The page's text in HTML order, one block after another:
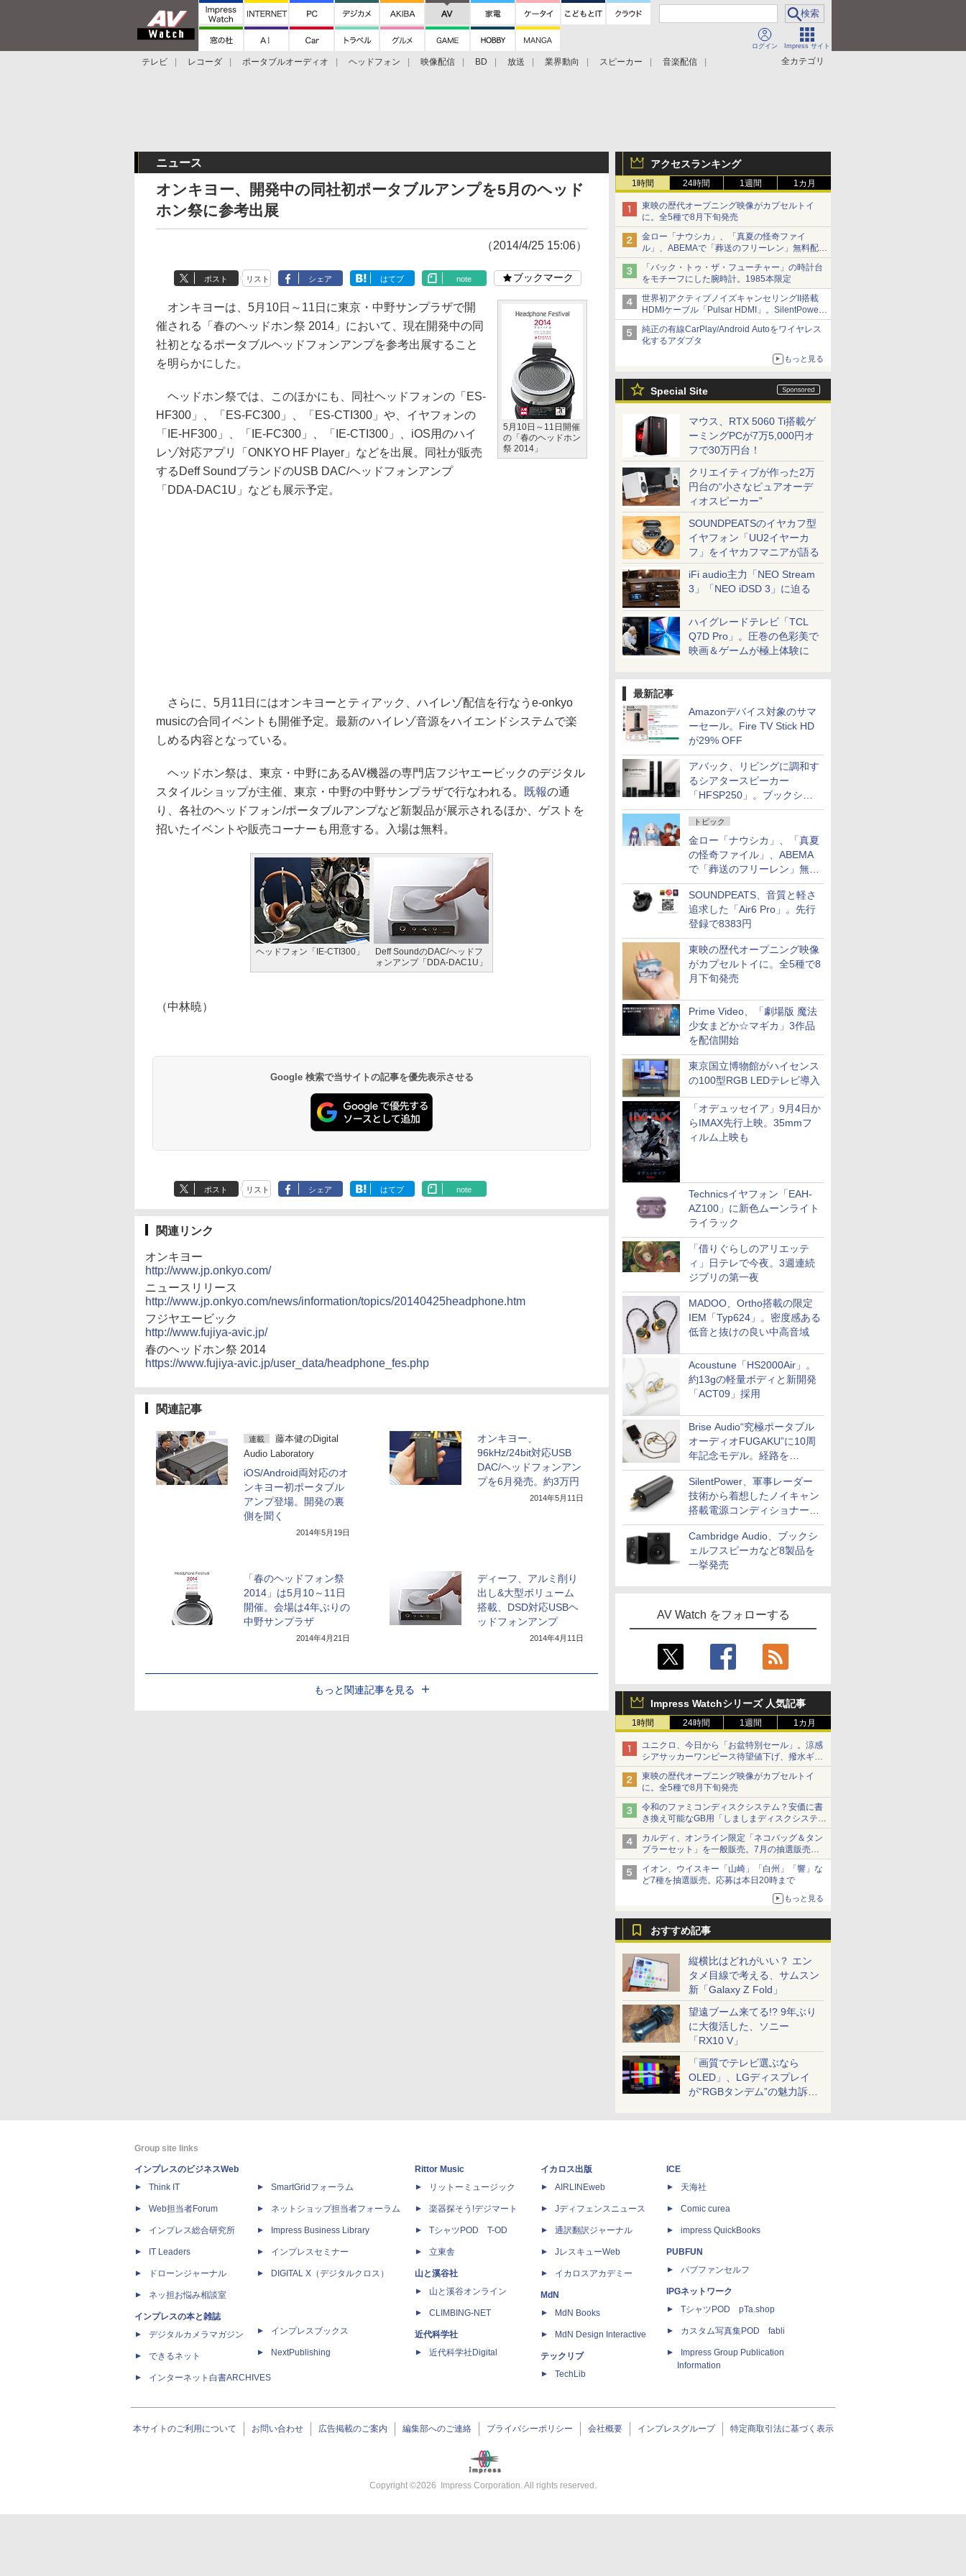
ログイン Impress サイト
全カテゴリ
テレビ レコーダ ポータブルオーディオ ヘッドフォン 映像配信 BD 放送 業界動向 スピーカー
音楽配信
アクセスランキング
1時間 24時間 1週間 1カ月
東映の歴代オープニング映像がカプセルトイ
に。全5種で8月下旬発売
金ロー「ナウシカ」、「真夏の怪奇ファイ
ル」、ABEMAで「葬送のフリーレン」無料配信
など。夏の特番・配信情報
「バック・トゥ・ザ・フューチャー」の時計台
をモチーフにした腕時計。1985本限定
世界初アクティブノイズキャンセリングII搭載
HDMIケーブル「Pulsar HDMI」。SilentPower
から
純正の有線CarPlay/Android Autoをワイヤレス
化するアダプタ
もっと見る
Special Site
マウス、RTX 5060 Ti搭載ゲ
ーミングPCが7万5,000円オ
フで30万円台！
クリエイティブが作った2万
円台の“小さなピュアオーデ
ィオスピーカー”
SOUNDPEATSのイヤカフ型
イヤフォン「UU2イヤーカ
フ」をイヤカフマニアが語る
iFi audio主力「NEO Stream
3」「NEO iDSD 3」に迫る
ハイグレードテレビ「TCL
Q7D Pro」。圧巻の色彩美で
映画＆ゲームが極上体験に
最新記事
Amazonデバイス対象のサマ
ーセール。Fire TV Stick HD
が29% OFF
アバック、リビングに調和す
るシアタースピーカー
「HFSP250」。ブックシェ
ルフはペア3万円以下
トピック
金ロー「ナウシカ」、「真夏
の怪奇ファイル」、ABEMA
で「葬送のフリーレン」無料
配信など。夏の特番・配信情
報
SOUNDPEATS、音質と軽さ
追求した「Air6 Pro」。先行
登録で8383円
東映の歴代オープニング映像
がカプセルトイに。全5種で8
月下旬発売
Prime Video、「劇場版 魔法
少女まどか☆マギカ」3作品
を配信開始
東京国立博物館がハイセンス
の100型RGB LEDテレビ導入
「オデュッセイア」9月4日か
らIMAX先行上映。35mmフ
ィルム上映も
Technicsイヤフォン「EAH-
AZ100」に新色ムーンライト
ライラック
「借りぐらしのアリエッテ
ィ」日テレで今夜。3週連続
ジブリの第一夜
MADOO、Ortho搭載の限定
IEM「Typ624」。密度感ある
低音と抜けの良い中高音域
Acoustune「HS2000Air」。
約13gの軽量ボディと新開発
「ACT09」採用
Brise Audio“究極ポータブル
オーディオFUGAKU”に10周
年記念モデル。経路を
NISHIKIで統一。400万円
SilentPower、軍事レーダー
技術から着想したノイキャン
搭載電源コンディショナー
「AC iPurifier2」
Cambridge Audio、ブックシ
ェルフスピーカなど8製品を
一挙発売
AV Watch をフォローする
Impress Watchシリーズ 人気記事
1時間 24時間 1週間 1カ月
ユニクロ、今日から「お盆特別セール」。涼感
シアサッカーワンピース待望値下げ、撥水ギア
ショーツは1990円に
東映の歴代オープニング映像がカプセルトイ
に。全5種で8月下旬発売
令和のファミコンディスクシステム？安価に書
き換え可能なGB用「しましまディスクシステ
ム」
カルディ、オンライン限定「ネコバッグ＆タン
ブラーセット」を一般販売。7月の抽選販売の
当選無効分
イオン、ウイスキー「山崎」「白州」「響」な
ど7種を抽選販売。応募は本日20時まで
もっと見る
おすすめ記事
縦横比はどれがいい？ エン
タメ目線で考える、サムスン
新「Galaxy Z Fold」
望遠ブーム来てる!? 9年ぶり
に大復活した、ソニー
「RX10 V」
「画質でテレビ選ぶなら
OLED」、LGディスプレイ
が“RGBタンデム”の魅力訴
ニュース
オンキヨー、開発中の同社初ポータブルアンプを5月のヘッド
ホン祭に参考出展
（2014/4/25 15:06）
ポスト リスト シェア はてブ note ブックマーク
5月10日～11日開催
の「春のヘッドホン
祭 2014」
オンキヨーは、5月10日～11日に東京・中野サンプラザで開
催される「春のヘッドホン祭 2014」において、現在開発中の同
社初となるポータブルヘッドフォンアンプを参考出展すること
を明らかにした。
ヘッドホン祭では、このほかにも、同社ヘッドフォンの「ES-
HF300」、「ES-FC300」、「ES-CTI300」や、イヤフォンの
「IE-HF300」、「IE-FC300」、「IE-CTI300」、iOS用のハイ
レゾ対応アプリ「ONKYO HF Player」などを出展。同社が販売
するDeff SoundブランドのUSB DAC/ヘッドフォンアンプ
「DDA-DAC1U」なども展示予定。
さらに、5月11日にはオンキヨーとティアック、ハイレゾ配信を行なうe-onkyo
musicの合同イベントも開催予定。最新のハイレゾ音源をハイエンドシステムで楽
しめる内容となっている。
ヘッドホン祭は、東京・中野にあるAV機器の専門店フジヤエービックのデジタル
スタイルショップが主催、東京・中野の中野サンプラザで行なわれる。
既報の通
り、各社のヘッドフォン/ポータブルアンプなど新製品が展示されるほか、ゲストを
招いたイベントや販売コーナーも用意する。入場は無料。
ヘッドフォン「IE-CTI300」
Deff SoundのDAC/ヘッドフ
ォンアンプ「DDA-DAC1U」
（中林暁）
Google 検索で当サイトの記事を優先表示させる
ポスト リスト シェア はてブ note
関連リンク
オンキヨー
http://www.jp.onkyo.com/
ニュースリリース
http://www.jp.onkyo.com/news/information/topics/20140425headphone.htm
フジヤエービック
http://www.fujiya-avic.jp/
春のヘッドホン祭 2014
https://www.fujiya-avic.jp/user_data/headphone_fes.php
関連記事
連載
藤本健のDigital
Audio Laboratory
iOS/Android両対応のオ
ンキヨー初ポータブル
アンプ登場。開発の裏
側を聞く
2014年5月19日
オンキヨー、
96kHz/24bit対応USB
DAC/ヘッドフォンアン
プを6月発売。約3万円
2014年5月11日
「春のヘッドフォン祭
2014」は5月10～11日
開催。会場は4年ぶりの
中野サンプラザ
2014年4月21日
ディーフ、アルミ削り
出し&大型ボリューム
搭載、DSD対応USBヘ
ッドフォンアンプ
2014年4月11日
もっと関連記事を見る
Group site links
インプレスのビジネスWeb
Think IT
Web担当者Forum
インプレス総合研究所
IT Leaders
ドローンジャーナル
ネッ担お悩み相談室
インプレスの本と雑誌
デジタルカメラマガジン
できるネット
インターネット白書ARCHIVES
SmartGridフォーラム
ネットショップ担当者フォーラム
Impress Business Library
インプレスセミナー
DIGITAL X（デジタルクロス）
インプレスブックス
NextPublishing
Rittor Music
リットーミュージック
楽器探そう!デジマート
TシャツPOD T-OD
立東舎
山と溪谷社
山と溪谷オンライン
CLIMBING-NET
近代科学社
近代科学社Digital
イカロス出版
AIRLINEweb
Jディフェンスニュース
通訳翻訳ジャーナル
JレスキューWeb
イカロスアカデミー
MdN
MdN Books
MdN Design Interactive
テックリブ
TechLib
ICE
天海社
Comic curea
impress QuickBooks
PUBFUN
パブファンセルフ
IPGネットワーク
TシャツPOD pTa.shop
カスタム写真集POD fabli
Impress Group Publication
Information
本サイトのご利用について お問い合わせ 広告掲載のご案内 編集部へのご連絡 プライバシーポリシー 会社概要 インプレスグループ 特定商取引法に基づく表示
Copyright ©2026 Impress Corporation. All rights reserved.